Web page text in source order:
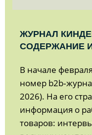
ЖУРНАЛ
СОДЕРЖАНИЕ
В начале
номер
2026). На его
информация о
товаров: